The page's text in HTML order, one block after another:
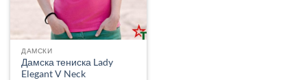
ДАМСКИ
Дамска тениска Lady
Elegant V Neck